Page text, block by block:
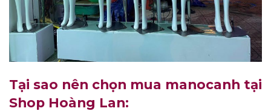
Tại sao nên chọn mua manocanh tại
Shop Hoàng Lan: